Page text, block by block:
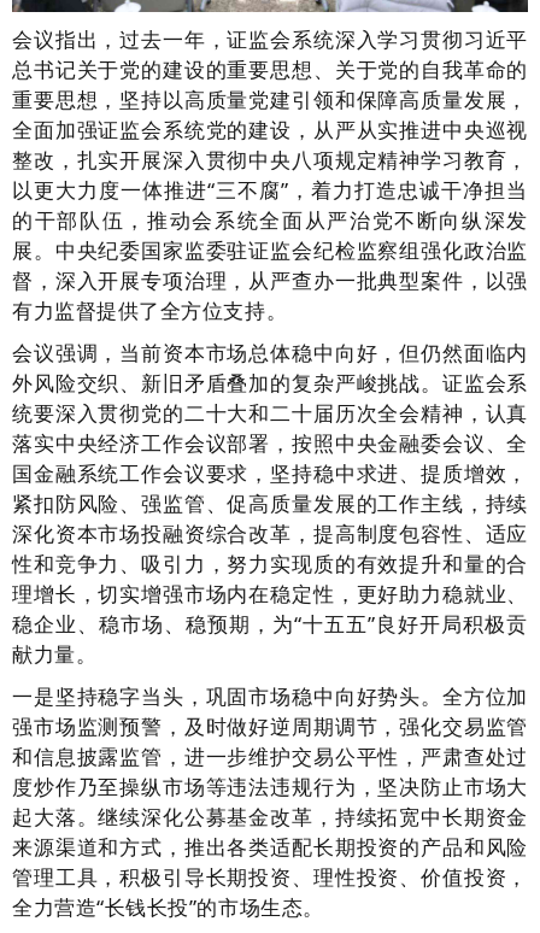
会议指出，过去一年，证监会系统深入学习贯彻习近平
总书记关于党的建设的重要思想、关于党的自我革命的
重要思想，坚持以高质量党建引领和保障高质量发展，
全面加强证监会系统党的建设，从严从实推进中央巡视
整改，扎实开展深入贯彻中央八项规定精神学习教育，
以更大力度一体推进“三不腐”，着力打造忠诚干净担当
的干部队伍，推动会系统全面从严治党不断向纵深发
展。中央纪委国家监委驻证监会纪检监察组强化政治监
督，深入开展专项治理，从严查办一批典型案件，以强
有力监督提供了全方位支持。
会议强调，当前资本市场总体稳中向好，但仍然面临内
外风险交织、新旧矛盾叠加的复杂严峻挑战。证监会系
统要深入贯彻党的二十大和二十届历次全会精神，认真
落实中央经济工作会议部署，按照中央金融委会议、全
国金融系统工作会议要求，坚持稳中求进、提质增效，
紧扣防风险、强监管、促高质量发展的工作主线，持续
深化资本市场投融资综合改革，提高制度包容性、适应
性和竞争力、吸引力，努力实现质的有效提升和量的合
理增长，切实增强市场内在稳定性，更好助力稳就业、
稳企业、稳市场、稳预期，为“十五五”良好开局积极贡
献力量。
一是坚持稳字当头，巩固市场稳中向好势头。全方位加
强市场监测预警，及时做好逆周期调节，强化交易监管
和信息披露监管，进一步维护交易公平性，严肃查处过
度炒作乃至操纵市场等违法违规行为，坚决防止市场大
起大落。继续深化公募基金改革，持续拓宽中长期资金
来源渠道和方式，推出各类适配长期投资的产品和风险
管理工具，积极引导长期投资、理性投资、价值投资，
全力营造“长钱长投”的市场生态。